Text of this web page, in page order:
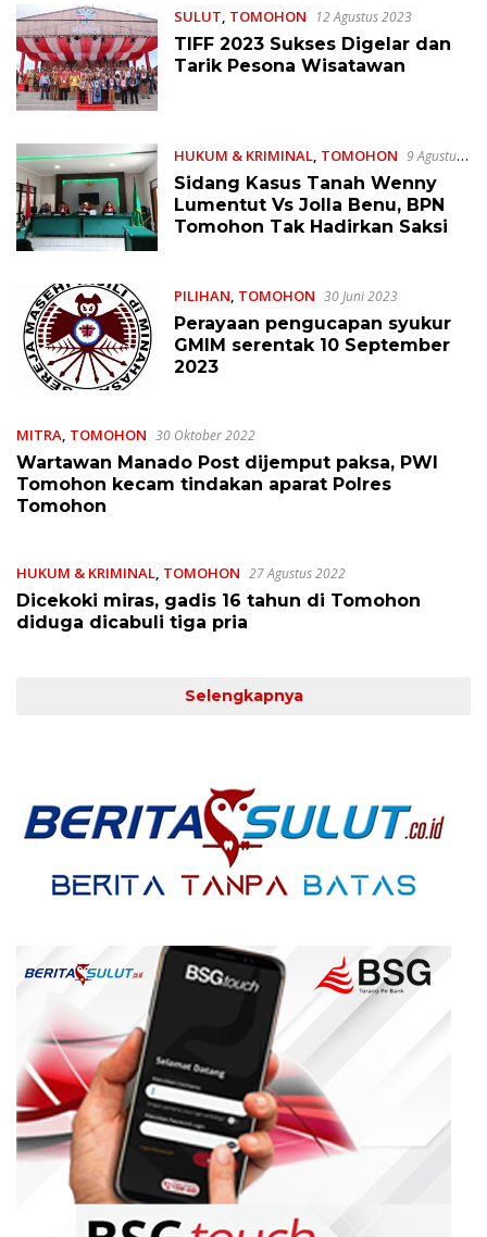
SULUT, TOMOHON 12 Agustus 2023
TIFF 2023 Sukses Digelar dan
Tarik Pesona Wisatawan
HUKUM & KRIMINAL, TOMOHON 9 Agustus
2023
Sidang Kasus Tanah Wenny
Lumentut Vs Jolla Benu, BPN
Tomohon Tak Hadirkan Saksi
PILIHAN, TOMOHON 30 Juni 2023
Perayaan pengucapan syukur
GMIM serentak 10 September
2023
MITRA, TOMOHON 30 Oktober 2022
Wartawan Manado Post dijemput paksa, PWI
Tomohon kecam tindakan aparat Polres
Tomohon
HUKUM & KRIMINAL, TOMOHON 27 Agustus 2022
Dicekoki miras, gadis 16 tahun di Tomohon
diduga dicabuli tiga pria
Selengkapnya